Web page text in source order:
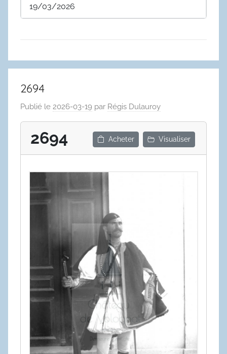
19/03/2026
2694
Publié le 2026-03-19 par Régis Dulauroy
2694 Acheter Visualiser